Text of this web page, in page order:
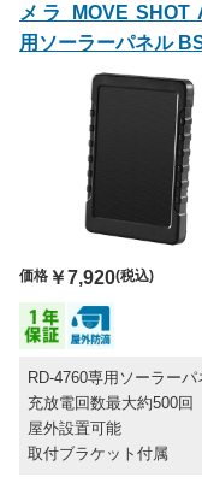
メラ MOVE SHOT
用ソーラーパネル
価格 ￥7,920(税込)
RD-4760専用ソーラーパ
充放電回数最大約500回
屋外設置可能
取付ブラケット付属